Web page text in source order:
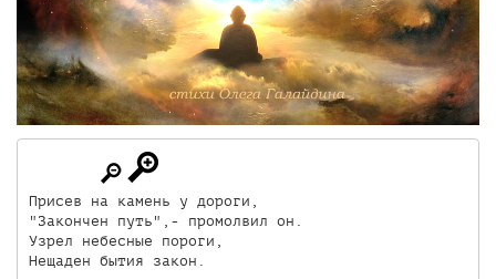
Присев на камень у дороги,
"Закончен путь",- промолвил он.
Узрел небесные пороги,
Нещаден бытия закон.